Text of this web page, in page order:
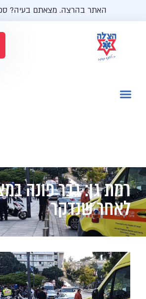
האתר בהרצה. מצאתם בעיה?
רמת גן: גבר פונה
לאחר שנדקר